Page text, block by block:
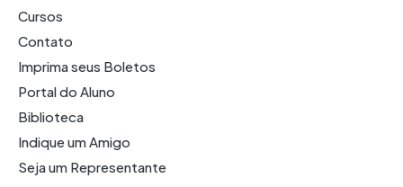
Cursos
Contato
Imprima seus Boletos
Portal do Aluno
Biblioteca
Indique um Amigo
Seja um Representante